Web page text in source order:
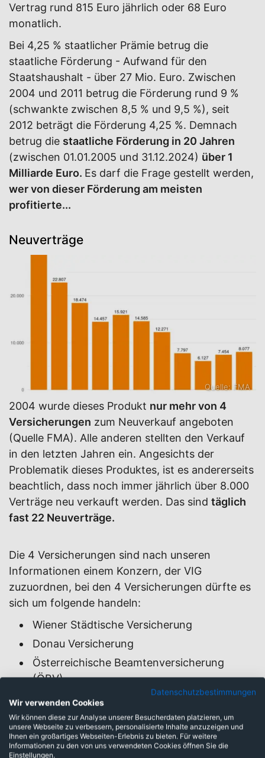
Vertrag rund 815 Euro jährlich oder 68 Euro
monatlich.
Bei 4,25 % staatlicher Prämie betrug die
staatliche Förderung - Aufwand für den
Staatshaushalt - über 27 Mio. Euro. Zwischen
2004 und 2011 betrug die Förderung rund 9 %
(schwankte zwischen 8,5 % und 9,5 %), seit
2012 beträgt die Förderung 4,25 %. Demnach
betrug die staatliche Förderung in 20 Jahren
(zwischen 01.01.2005 und 31.12.2024) über 1
Milliarde Euro. Es darf die Frage gestellt werden,
wer von dieser Förderung am meisten
profitierte...
Neuverträge
Quelle: FMA
2004 wurde dieses Produkt nur mehr von 4
Versicherungen zum Neuverkauf angeboten
(Quelle FMA). Alle anderen stellten den Verkauf
in den letzten Jahren ein. Angesichts der
Problematik dieses Produktes, ist es andererseits
beachtlich, dass noch immer jährlich über 8.000
Verträge neu verkauft werden. Das sind täglich
fast 22 Neuverträge.
Die 4 Versicherungen sind nach unseren
Informationen einem Konzern, der VIG
zuzuordnen, bei den 4 Versicherungen dürfte es
sich um folgende handeln:
Wiener Städtische Versicherung
Donau Versicherung
Österreichische Beamtenversicherung
(ÖBV)
S-Versicherung (Versicherung der
Sparkassen und Erste Bank)
Verwaltetes Vermögen in Mio. Euro
Datenschutzbestimmungen
Wir verwenden Cookies
Wir können diese zur Analyse unserer Besucherdaten platzieren, um
unsere Webseite zu verbessern, personalisierte Inhalte anzuzeigen und
Ihnen ein großartiges Webseiten-Erlebnis zu bieten. Für weitere
Informationen zu den von uns verwendeten Cookies öffnen Sie die
Einstellungen.